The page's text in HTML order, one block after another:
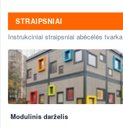
STRAIPSNIAI
Instrukciniai straipsniai abėcėlės tvarka
Modulinis darželis